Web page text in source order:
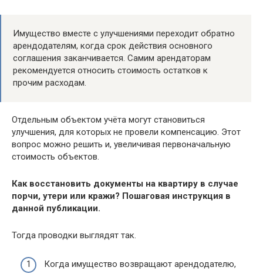
Имущество вместе с улучшениями переходит обратно
арендодателям, когда срок действия основного
соглашения заканчивается. Самим арендаторам
рекомендуется относить стоимость остатков к
прочим расходам.
Отдельным объектом учёта могут становиться
улучшения, для которых не провели компенсацию. Этот
вопрос можно решить и, увеличивая первоначальную
стоимость объектов.
Как восстановить документы на квартиру в случае
порчи, утери или кражи? Пошаговая инструкция в
данной публикации.
Тогда проводки выглядят так.
Когда имущество возвращают арендодателю,